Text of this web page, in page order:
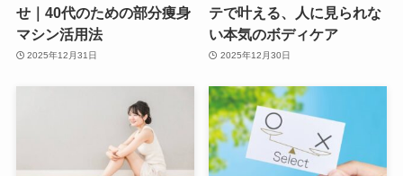
せ｜40代のための部分痩身
マシン活用法
2025年12月31日
テで叶える、人に見られな
い本気のボディケア
2025年12月30日